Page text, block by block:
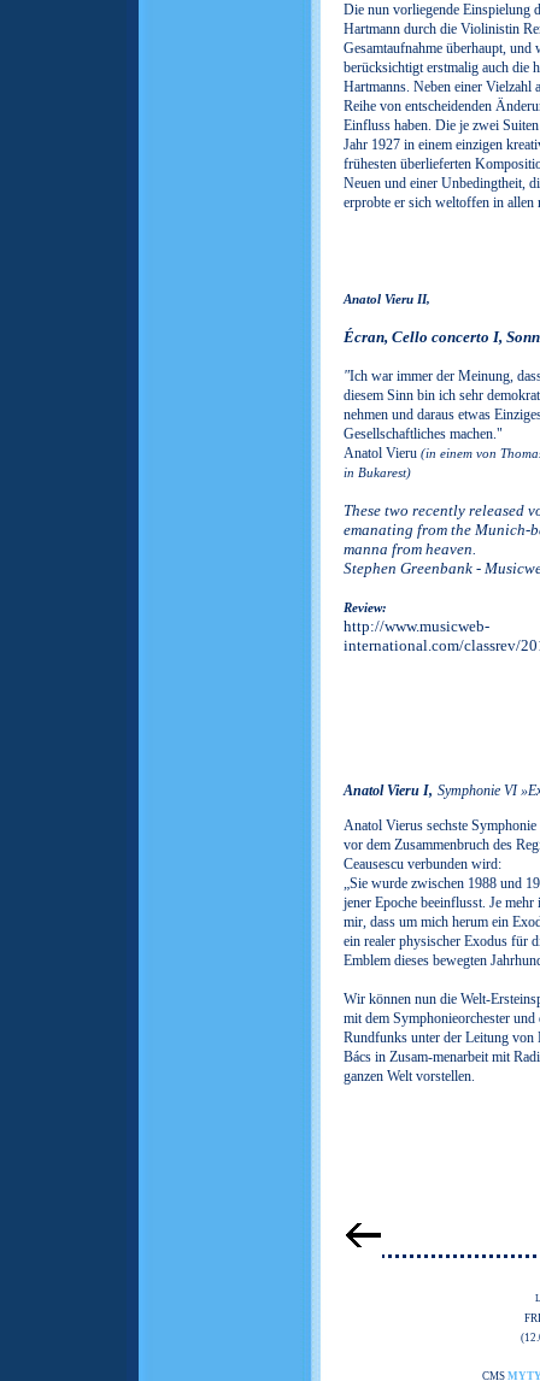
Die nun vorliegende Einspielung
Hartmann durch die Violinistin
Gesamtaufnahme überhaupt,
berücksichtigt erstmalig auch die
Hartmanns. Neben einer Vielzahl
Reihe von entscheidenden
Einfluss haben. Die je zwei
Jahr 1927 in einem einzigen
frühesten überlieferten
Neuen und einer Unbedingtheit,
erprobte er sich weltoffen in allen
Anatol Vieru II,
Écran, Cello concerto I,
"Ich war immer der Meinung,
diesem Sinn bin ich sehr
nehmen und daraus etwas
Gesellschaftliches machen."
Anatol Vieru (in einem von
in Bukarest)
These two recently released
emanating from the Munich-
manna from heaven.
Stephen Greenbank -
Review:
http://www.musicweb-
international.com/classrev/
Anatol Vieru I, Symphonie VI
Anatol Vierus sechste Symphonie
vor dem Zusammenbruch des
Ceausescu verbunden wird:
„Sie wurde zwischen 1988 und
jener Epoche beeinflusst. Je
mir, dass um mich herum ein
ein realer physischer Exodus für
Emblem dieses bewegten
Wir können nun die Welt-
mit dem Symphonieorchester
Rundfunks unter der Leitung
Bács in Zusam-menarbeit mit
ganzen Welt vorstellen.
CMS